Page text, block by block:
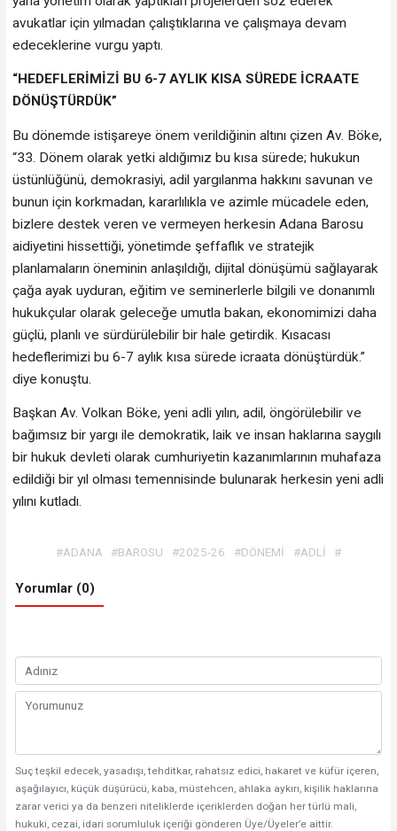
avukatlar için yılmadan çalıştıklarına ve çalışmaya devam
edeceklerine vurgu yaptı.
“HEDEFLERİMİZİ BU 6-7 AYLIK KISA SÜREDE İCRAATE
DÖNÜŞTÜRDÜK”
Bu dönemde istişareye önem verildiğinin altını çizen Av. Böke,
“33. Dönem olarak yetki aldığımız bu kısa sürede; hukukun
üstünlüğünü, demokrasiyi, adil yargılanma hakkını savunan ve
bunun için korkmadan, kararlılıkla ve azimle mücadele eden,
bizlere destek veren ve vermeyen herkesin Adana Barosu
aidiyetini hissettiği, yönetimde şeffaflık ve stratejik
planlamaların öneminin anlaşıldığı, dijital dönüşümü sağlayarak
çağa ayak uyduran, eğitim ve seminerlerle bilgili ve donanımlı
hukukçular olarak geleceğe umutla bakan, ekonomimizi daha
güçlü, planlı ve sürdürülebilir bir hale getirdik. Kısacası
hedeflerimizi bu 6-7 aylık kısa sürede icraata dönüştürdük.”
diye konuştu.
Başkan Av. Volkan Böke, yeni adli yılın, adil, öngörülebilir ve
bağımsız bir yargı ile demokratik, laik ve insan haklarına saygılı
bir hukuk devleti olarak cumhuriyetin kazanımlarının muhafaza
edildiği bir yıl olması temennisinde bulunarak herkesin yeni adli
yılını kutladı.
#ADANA #BAROSU #2025-26 #DÖNEMİ #ADLİ #
Yorumlar (0)
Suç teşkil edecek, yasadışı, tehditkar, rahatsız edici, hakaret ve küfür içeren,
aşağılayıcı, küçük düşürücü, kaba, müstehcen, ahlaka aykırı, kişilik haklarına
zarar verici ya da benzeri niteliklerde içeriklerden doğan her türlü mali,
hukuki, cezai, idari sorumluluk içeriği gönderen Üye/Üyeler’e aittir.